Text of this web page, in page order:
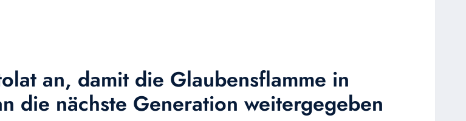
an, damit die Glaubensflamme in
die nächste Generation weitergegeben